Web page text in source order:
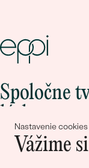
Nastavenie cookies
Vážime
Spoločne
Pripojte sa k nám!